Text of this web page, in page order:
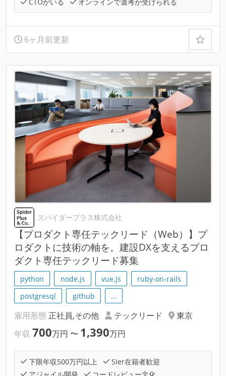
6ヶ月前更新
スパイダープラス株式会社
【プロダクト専任テックリード（Web）】プ
ロダクトに技術の軸を。建設DXを支えるプロ
ダクト専任テックリード募集
python node.js vue.js
ruby-on-rails
postgresql
github …
雇用形態 正社員,その他 テックリード
東京
年収 700万円 〜 1,390万円
下限年収500万円以上
SIer在籍者歓迎